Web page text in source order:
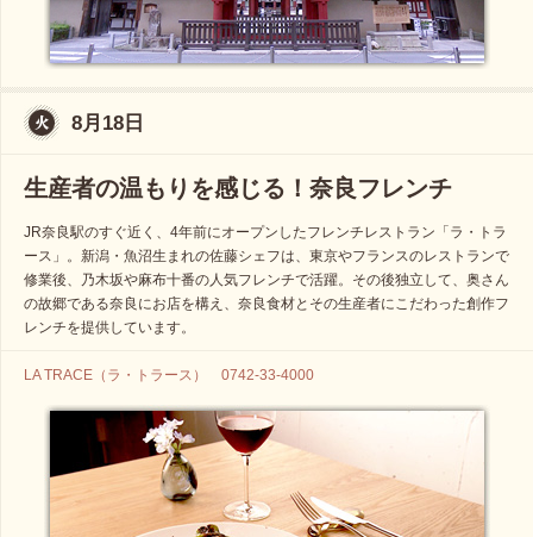
8月18日
生産者の温もりを感じる！奈良フレンチ
JR奈良駅のすぐ近く、4年前にオープンしたフレンチレストラン「ラ・トラ
ース」。新潟・魚沼生まれの佐藤シェフは、東京やフランスのレストランで
修業後、乃木坂や麻布十番の人気フレンチで活躍。その後独立して、奥さん
の故郷である奈良にお店を構え、奈良食材とその生産者にこだわった創作フ
レンチを提供しています。
LA TRACE（ラ・トラース） 0742-33-4000